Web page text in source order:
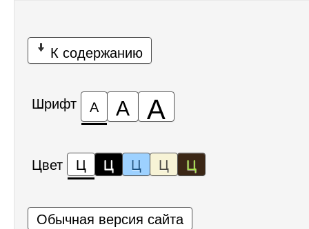
К содержанию
Шрифт А А А
Цвет Ц Ц Ц Ц Ц
Обычная версия сайта